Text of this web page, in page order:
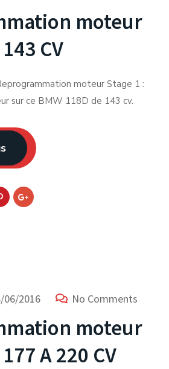
moteur
CV
moteur Stage 1 :
sur ce BMW 118D de 143 cv.
06/2016 No Comments
moteur
A 220 CV